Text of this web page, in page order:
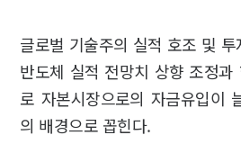
글로벌 기술주의 실적 호조 및
반도체 실적 전망치 상향 조정
로 자본시장으로의 자금유입이
의 배경으로 꼽힌다.